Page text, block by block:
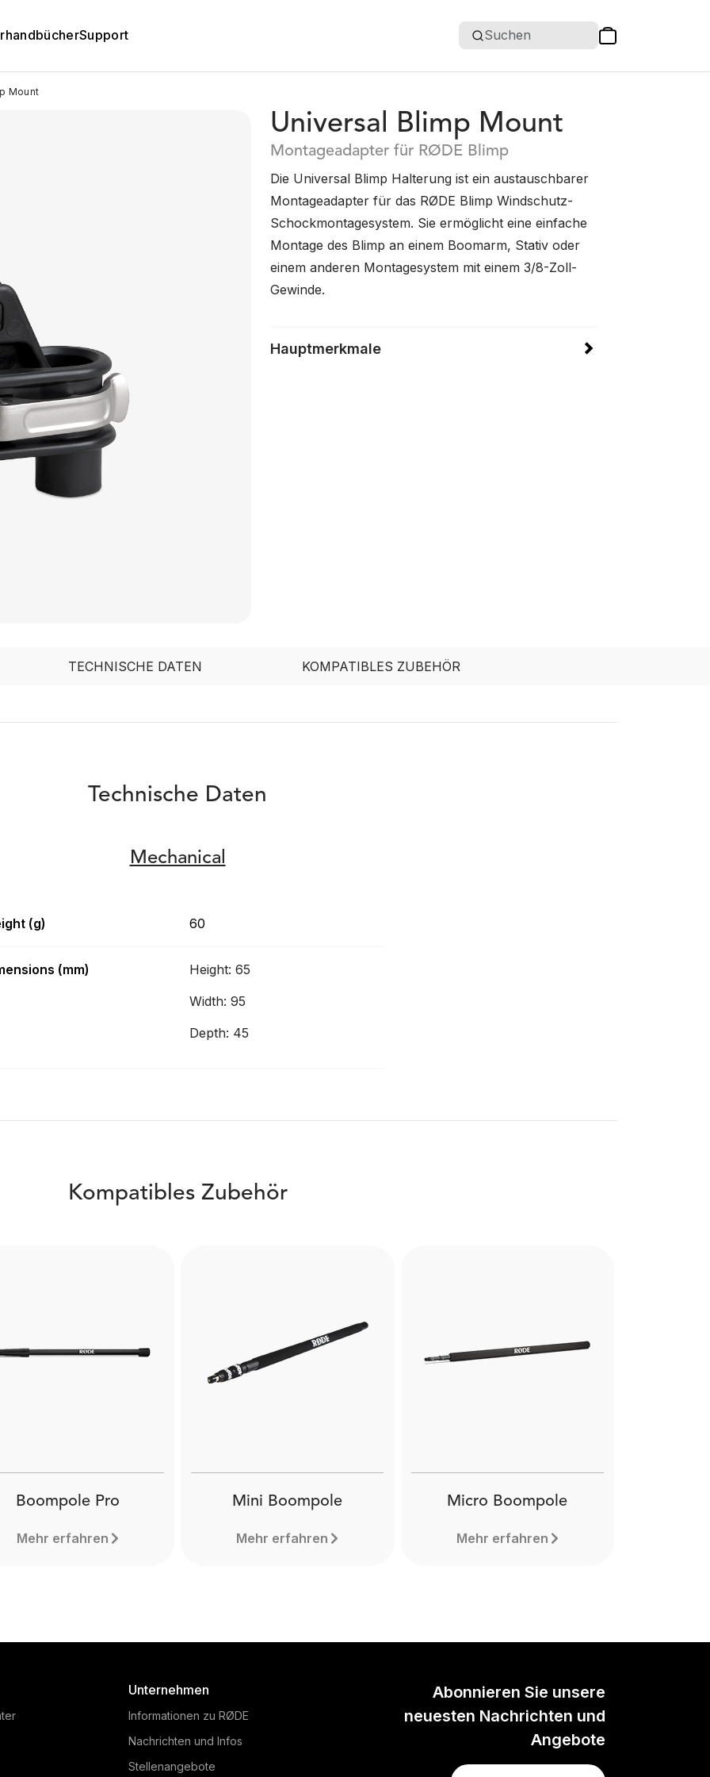
Support Suchen
Mount
Universal Blimp Mount
Montageadapter für RØDE Blimp
Die Universal Blimp Halterung ist ein austauschbarer
Montageadapter für das RØDE Blimp Windschutz-
Schockmontagesystem. Sie ermöglicht eine einfache
Montage des Blimp an einem Boomarm, Stativ oder
einem anderen Montagesystem mit einem 3/8-Zoll-
Gewinde.
Hauptmerkmale
TECHNISCHE DATEN KOMPATIBLES ZUBEHÖR
Technische Daten
Mechanical
(g) 60
(mm)
Height: 65
Width: 95
Depth: 45
Kompatibles Zubehör
Boompole Pro
Mehr erfahren
Mini Boompole
Mehr erfahren
Micro Boompole
Mehr erfahren
Abonnieren Sie unsere
neuesten Nachrichten und
Angebote
Unternehmen
Informationen zu RØDE
Nachrichten und Infos
Stellenangebote